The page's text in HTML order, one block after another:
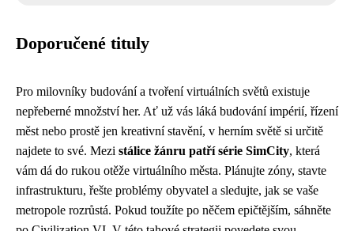
Doporučené tituly
Pro milovníky budování a tvoření virtuálních světů existuje
nepřeberné množství her. Ať už vás láká budování impérií, řízení
měst nebo prostě jen kreativní stavění, v herním světě si určitě
najdete to své. Mezi stálice žánru patří série SimCity, která
vám dá do rukou otěže virtuálního města. Plánujte zóny, stavte
infrastrukturu, řešte problémy obyvatel a sledujte, jak se vaše
metropole rozrůstá. Pokud toužíte po něčem epičtějším, sáhněte